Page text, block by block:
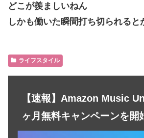
どこが羨ましいねん
しかも働いた瞬間打ち切られると
ライフスタイル
【速報】Amazon Music
ヶ月無料キャンペーンを開